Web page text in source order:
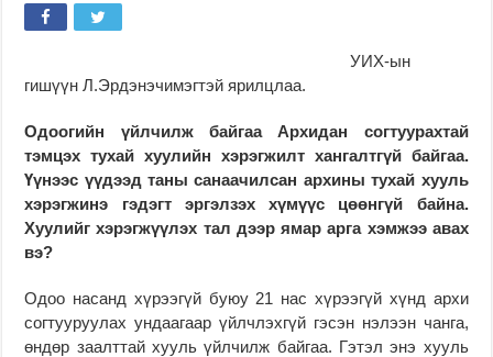
УИХ-ын
гишүүн Л.Эрдэнэчимэгтэй ярилцлаа.
Одоогийн үйлчилж байгаа Архидан согтуурахтай
тэмцэх тухай хуулийн хэрэгжилт хангалтгүй байгаа.
Үүнээс үүдээд таны санаачилсан архины тухай хууль
хэрэгжинэ гэдэгт эргэлзэх хүмүүс цөөнгүй байна.
Хуулийг хэрэгжүүлэх тал дээр ямар арга хэмжээ авах
вэ?
Одоо насанд хүрээгүй буюу 21 нас хүрээгүй хүнд архи
согтууруулах ундаагаар үйлчлэхгүй гэсэн нэлээн чанга,
өндөр заалттай хууль үйлчилж байгаа. Гэтэл энэ хууль